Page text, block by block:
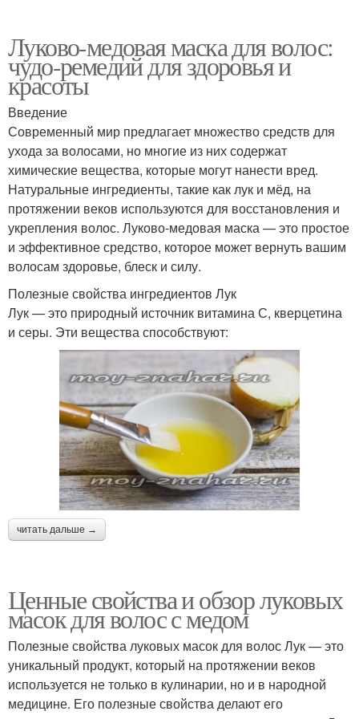
Луково-медовая маска для волос:
чудо-ремедий для здоровья и
красоты
Введение
Современный мир предлагает множество средств для
ухода за волосами, но многие из них содержат
химические вещества, которые могут нанести вред.
Натуральные ингредиенты, такие как лук и мёд, на
протяжении веков используются для восстановления и
укрепления волос. Луково-медовая маска — это простое
и эффективное средство, которое может вернуть вашим
волосам здоровье, блеск и силу.
Полезные свойства ингредиентов Лук
Лук — это природный источник витамина С, кверцетина
и серы. Эти вещества способствуют:
читать дальше →
Ценные свойства и обзор луковых
масок для волос с медом
Полезные свойства луковых масок для волос Лук — это
уникальный продукт, который на протяжении веков
используется не только в кулинарии, но и в народной
медицине. Его полезные свойства делают его